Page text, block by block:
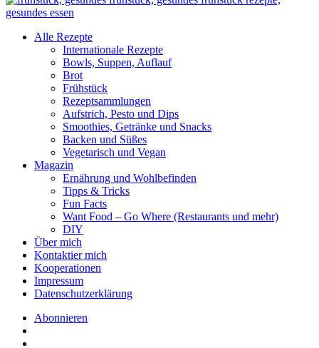
Alle Rezepte
Internationale Rezepte
Bowls, Suppen, Auflauf
Brot
Frühstück
Rezeptsammlungen
Aufstrich, Pesto und Dips
Smoothies, Getränke und Snacks
Backen und Süßes
Vegetarisch und Vegan
Magazin
Ernährung und Wohlbefinden
Tipps & Tricks
Fun Facts
Want Food – Go Where (Restaurants und mehr)
DIY
Über mich
Kontaktier mich
Kooperationen
Impressum
Datenschutzerklärung
Abonnieren